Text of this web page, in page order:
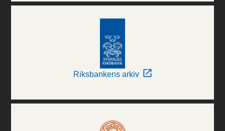
Riksbankens arkiv